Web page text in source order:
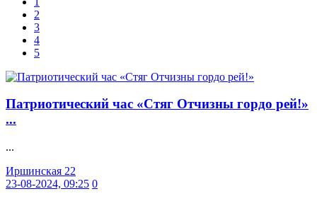
2
3
4
5
Патриотический час «Стяг Отчизны гордо рей!»
...
...
Иршинская 22
23-08-2024, 09:25 0